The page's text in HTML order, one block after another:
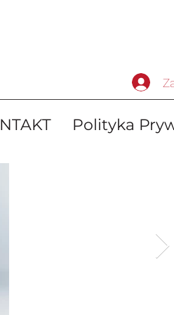
Polityka